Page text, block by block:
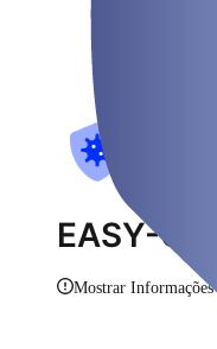
EASY-
Mostrar Informações